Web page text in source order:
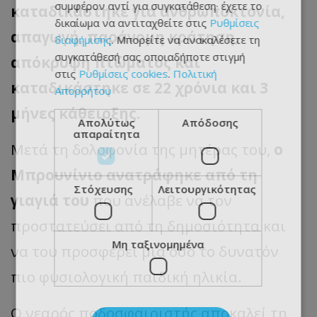
καταδικάστηκε για ανθρωποκτονία,
απαγωγή, παράνομη κράτηση,
απόκρυψη πτώματος και
καταδικάστηκε σε 22 χρόνια και 3
μήνες κάθειρξης.
Μετά τη δολοφονία της μητέρας του, ο
Μπρουνίνιο ανατράφηκε από τη
γιαγιά του που ανέλαβε να τον
προστατεύσει από τη δημοσιότητα και
να του προσφέρει μια όσο το δυνατόν
πιο φυσιολογική παιδική ηλικία.
συμφέρον αντί για συγκατάθεση· έχετε το
δικαίωμα να αντιταχθείτε στις Ρυθμίσεις
διαφήμισης. Μπορείτε να ανακαλέσετε τη
συγκατάθεσή σας οποιαδήποτε στιγμή
στις Ρυθμίσεις cookies. Πολιτική
Απορρήτου
Απολύτως
απαραίτητα
Απόδοσης
Στόχευσης Λειτουργικότητας
Μη ταξινομημένα